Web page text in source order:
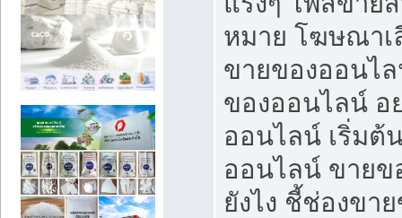
หมาย โฆษณาเ
ขายของออนไ
ของออนไลน์ อ
ออนไลน์ เริ่มต้
ออนไลน์ ขายข
ยังไง ชี้ช่องขา